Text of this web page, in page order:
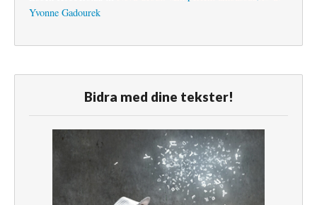
Yvonne Gadourek
Bidra med dine tekster!